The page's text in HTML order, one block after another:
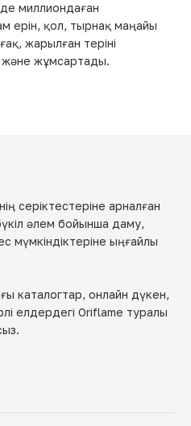
миллиондаған
ерін, қол, тырнақ маңайы
жарылған теріні
және жұмсартады.
серіктестеріне арналған
әлем бойынша даму,
мүмкіндіктеріне ыңғайлы
каталогтар, онлайн дүкен,
елдердегі Oriflame туралы